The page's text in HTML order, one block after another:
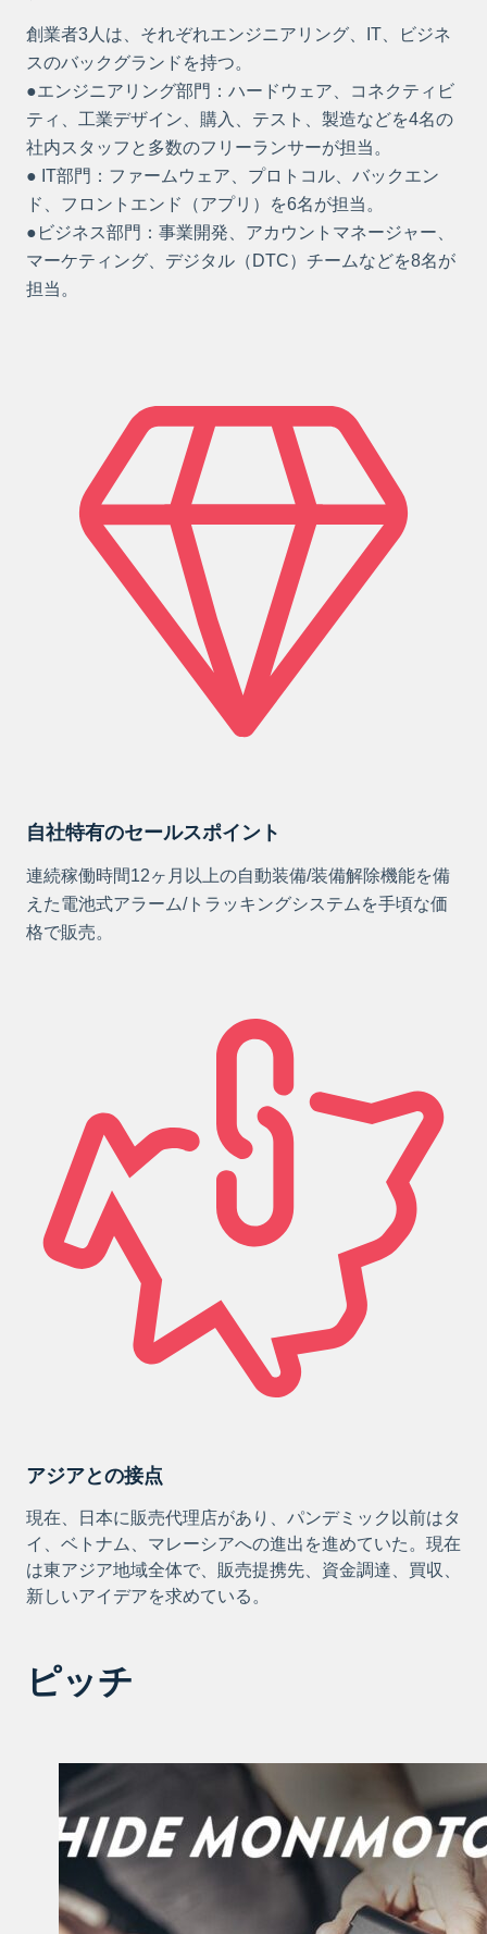
創業者3人は、それぞれエンジニアリング、IT、ビジネ
スのバックグランドを持つ。
●エンジニアリング部門：ハードウェア、コネクティビ
ティ、工業デザイン、購入、テスト、製造などを4名の
社内スタッフと多数のフリーランサーが担当。
● IT部門：ファームウェア、プロトコル、バックエン
ド、フロントエンド（アプリ）を6名が担当。
●ビジネス部門：事業開発、アカウントマネージャー、
マーケティング、デジタル（DTC）チームなどを8名が
担当。
自社特有のセールスポイント
連続稼働時間12ヶ月以上の自動装備/装備解除機能を備
えた電池式アラーム/トラッキングシステムを手頃な価
格で販売。
アジアとの接点
現在、日本に販売代理店があり、パンデミック以前はタ
イ、ベトナム、マレーシアへの進出を進めていた。現在
は東アジア地域全体で、販売提携先、資金調達、買収、
新しいアイデアを求めている。
ピッチ